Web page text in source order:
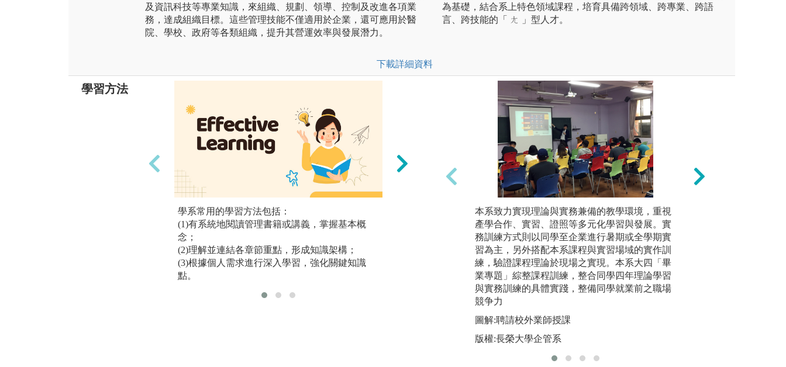
及資訊科技等專業知識，來組織、規劃、領導、控制及改進各項業
務，達成組織目標。這些管理技能不僅適用於企業，還可應用於醫
院、學校、政府等各類組織，提升其營運效率與發展潛力。
下載詳細資料
為基礎，結合系上特色領域課程，培育具備跨領域、跨專業、跨語
言、跨技能的「 ㄤ 」型人才。
學習方法
學系常用的學習方法包括：
(1)有系統地閱讀管理書籍或講義，掌握基本概
念；
(2)理解並連結各章節重點，形成知識架構；
(3)根據個人需求進行深入學習，強化關鍵知識
點。
參與討論：利用個案教學、管理實務分析、專家
協同教學、管理專題研究等學習機會，拋出自己
的想法，跟同學、教師或專家一起討論，不要只
是在心裡想著，有疑問要問，有些自己觀念不清
的部分，說出來才有機會得到別人的指導與建
本系致力實現理論與實務兼備的教學環境，重視
產學合作、實習、證照等多元化學習與發展。實
務訓練方式則以同學至企業進行暑期或全學期實
習為主，另外搭配本系課程與實習場域的實作訓
練，驗證課程理論於現場之實現。本系大四「畢
業專題」綜整課程訓練，整合同學四年理論學習
與實務訓練的具體實踐，整備同學就業前之職場
競争力
圖解:聘請校外業師授課
版權:長榮大學企管系